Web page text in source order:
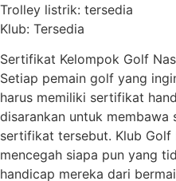
Trolley listrik: tersedia
Klub: Tersedia
Sertifikat Kelompok Golf
Setiap pemain golf yang
harus memiliki sertifikat
disarankan untuk
sertifikat tersebut. Klub Golf
mencegah siapa pun yang
handicap mereka dari